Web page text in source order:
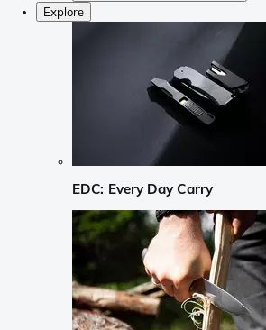
Explore
EDC: Every Day Carry